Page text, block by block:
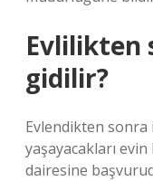
Evlilikten
gidilir?
Evlendikten sonra
yaşayacakları
dairesine